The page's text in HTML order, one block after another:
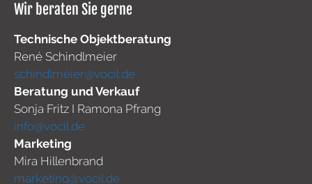
Wir beraten Sie gerne
Technische Objektberatung
René Schindlmeier
schindlmeier@vocil.de
Beratung und Verkauf
Sonja Fritz I Ramona Pfrang
info@vocil.de
Marketing
Mira Hillenbrand
marketing@vocil.de